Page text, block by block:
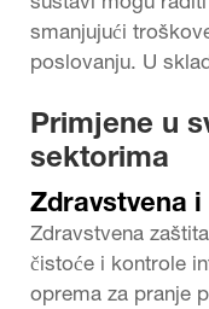
smanjujući
poslovanju. U
Primjene u
sektorima
Zdravstvena
Zdravstvena
čistoće i kontrole
oprema za pranje